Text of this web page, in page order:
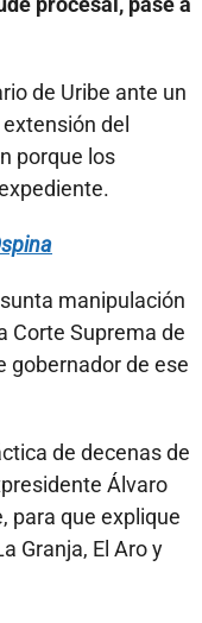
de Uribe ante un
del
porque los
manipulación
Corte Suprema de
gobernador de ese
de decenas de
Álvaro
para que explique
Granja, El Aro y